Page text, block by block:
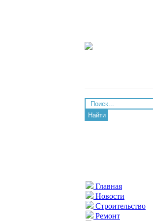
Найти
Главная
Новости
Строительство
Ремонт